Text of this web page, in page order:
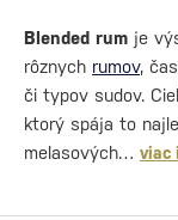
Blended rum je
rôznych rumov,
či typov sudov.
ktorý spája to
melasových… viac